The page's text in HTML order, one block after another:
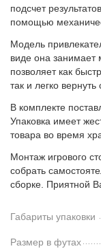
подсчет
помощью
Модель
виде она
позволяет как
так и легко
В комплекте
Упаковка имеет
товара во время
Монтаж игрового
собрать
сборке. Приятной
Габариты упаковки
Размер в футах